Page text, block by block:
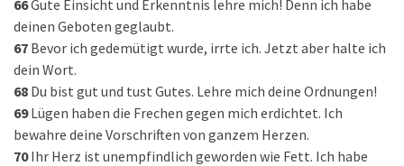
66Gute Einsicht und Erkenntnis lehre mich! Denn ich habe
deinen Geboten geglaubt.
67 Bevor ich gedemütigt wurde, irrte ich. Jetzt aber halte ich
dein Wort.
68 Du bist gut und tust Gutes. Lehre mich deine Ordnungen!
69 Lügen haben die Frechen gegen mich erdichtet. Ich
bewahre deine Vorschriften von ganzem Herzen.
70 Ihr Herz ist unempfindlich geworden wie Fett. Ich habe